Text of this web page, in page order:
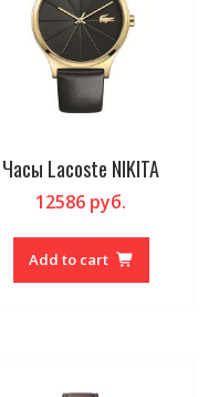
Часы Lacoste NIKITA
12586 руб.
Add to cart